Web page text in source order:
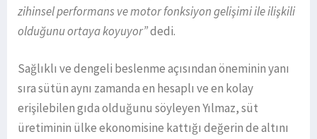
zihinsel performans ve motor fonksiyon gelişimi ile ilişkili
olduğunu ortaya koyuyor”dedi.
Sağlıklı ve dengeli beslenme açısından öneminin yanı
sıra sütün aynı zamanda en hesaplı ve en kolay
erişilebilen gıda olduğunu söyleyen Yılmaz, süt
üretiminin ülke ekonomisine kattığı değerin de altını